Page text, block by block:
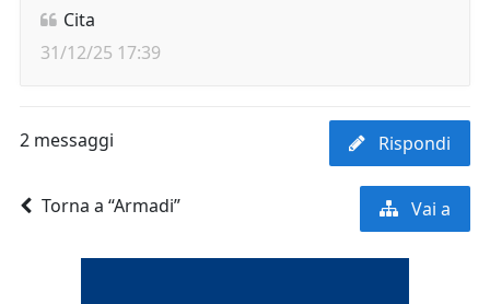
Cita
31/12/25 17:39
2 messaggi Rispondi
Torna a “Armadi” Vai a